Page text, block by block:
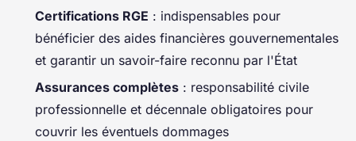
Certifications RGE : indispensables pour
bénéficier des aides financières gouvernementales
et garantir un savoir-faire reconnu par l'État
Assurances complètes : responsabilité civile
professionnelle et décennale obligatoires pour
couvrir les éventuels dommages